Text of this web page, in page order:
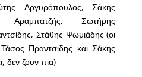
Αργυρόπουλος, Σάκης
Αραμπατζής, Σωτήρης
Στάθης Ψωμιάδης (οι
Πραντσιδης και Σάκης
δεν ζουν πια)